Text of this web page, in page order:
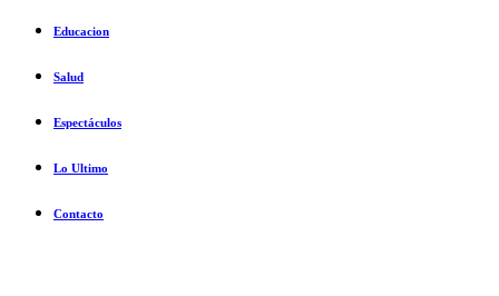
Educacion
Salud
Espectáculos
Lo Ultimo
Contacto